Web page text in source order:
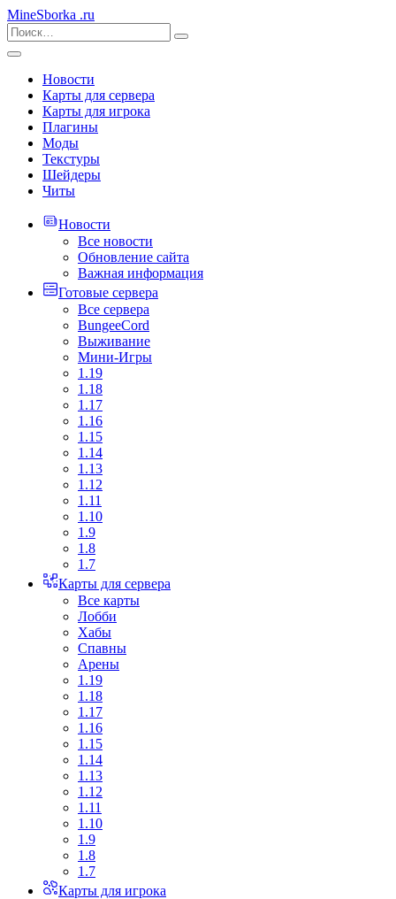
MineSborka .ru
Новости
Карты для сервера
Карты для игрока
Плагины
Моды
Текстуры
Шейдеры
Читы
Новости
Все новости
Обновление сайта
Важная информация
Готовые сервера
Все сервера
BungeeCord
Выживание
Мини-Игры
1.19
1.18
1.17
1.16
1.15
1.14
1.13
1.12
1.11
1.10
1.9
1.8
1.7
Карты для сервера
Все карты
Лобби
Хабы
Спавны
Арены
1.19
1.18
1.17
1.16
1.15
1.14
1.13
1.12
1.11
1.10
1.9
1.8
1.7
Карты для игрока